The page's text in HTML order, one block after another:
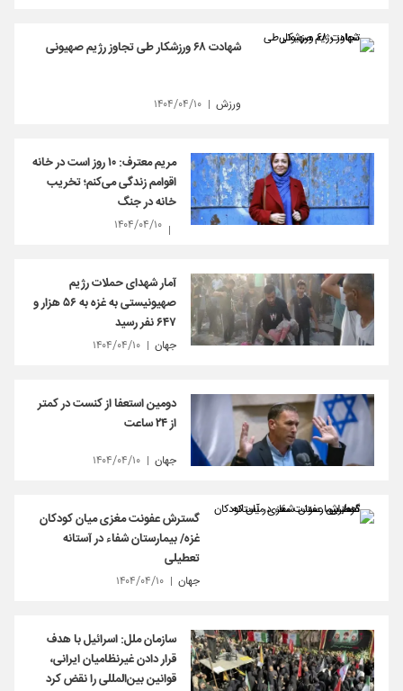
شهادت ۶۸ ورزشکار طی تجاوز رژیم صهیونی
ورزش ۱۴۰۴/۰۴/۱۰
مریم معترف: ۱۰ روز است در خانه
اقوامم زندگی‌ می‌کنم؛ تخریب
خانه در جنگ
۱۴۰۴/۰۴/۱۰
آمار شهدای حملات رژیم
صهیونیستی به غزه به ۵۶ هزار و
۶۴۷ نفر رسید
جهان ۱۴۰۴/۰۴/۱۰
دومین استعفا از کنست در کمتر
از ۲۴ ساعت
جهان ۱۴۰۴/۰۴/۱۰
گسترش عفونت مغزی میان کودکان
غزه/ بیمارستان شفاء در آستانه
تعطیلی
جهان ۱۴۰۴/۰۴/۱۰
سازمان ملل: اسرائیل با هدف
قرار دادن غیرنظامیان ایرانی،
قوانین بین‌المللی را نقض کرد